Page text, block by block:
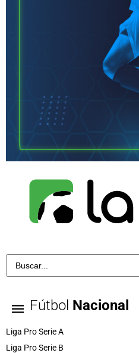
Fútbol Nacional
Liga Pro Serie A
Liga Pro Serie B